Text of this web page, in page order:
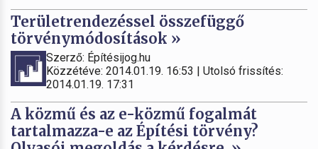
Területrendezéssel összefüggő
törvénymódosítások »
Szerző: Építésijog.hu
Közzétéve: 2014.01.19. 16:53 | Utolsó frissítés:
2014.01.19. 17:31
A közmű és az e-közmű fogalmát
tartalmazza-e az Építési törvény?